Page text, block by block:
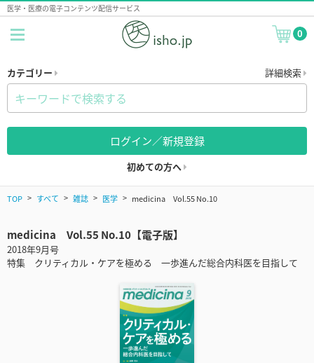
医学・医療の電子コンテンツ配信サービス
0
カテゴリー 詳細検索
ログイン／新規登録
初めての方へ
TOP すべて 雑誌 医学 medicina Vol.55 No.10
medicina Vol.55 No.10【電子版】
2018年9月号
特集 クリティカル・ケアを極める 一歩進んだ総合内科医を目指して